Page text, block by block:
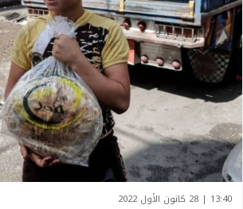
13:40 | 28 كانون الأول 2022